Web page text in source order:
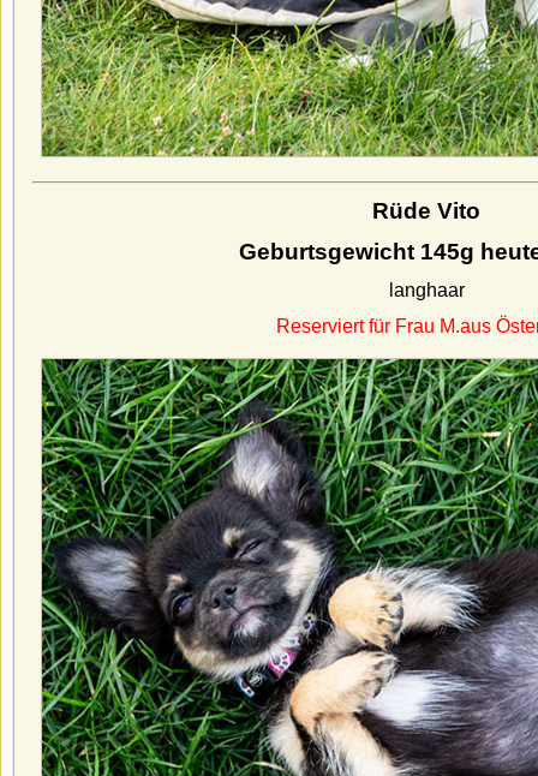
Rüde Vito
Geburtsgewicht 145g
langhaar
Reserviert für Frau M.aus